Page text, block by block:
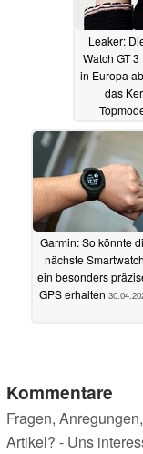
Leaker:
Watch GT
in Europa
das
Garmin: So könnte
nächste Smartwatch
ein besonders
GPS erhalten
Kommentare
Fragen,
Artikel? - Uns